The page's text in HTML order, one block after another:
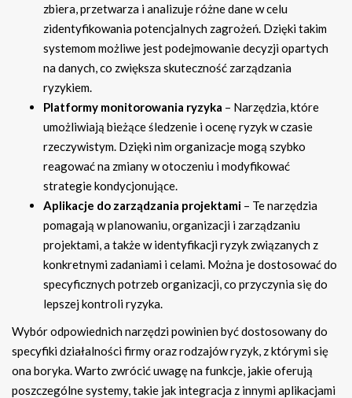
zbiera, przetwarza i analizuje różne dane w celu
zidentyfikowania potencjalnych zagrożeń. Dzięki takim
systemom możliwe jest podejmowanie decyzji opartych
na danych, co zwiększa skuteczność zarządzania
ryzykiem.
Platformy monitorowania ryzyka – Narzędzia, które
umożliwiają bieżące śledzenie i ocenę ryzyk w czasie
rzeczywistym. Dzięki nim organizacje mogą szybko
reagować na zmiany w otoczeniu i modyfikować
strategie kondycjonujące.
Aplikacje do zarządzania projektami – Te narzędzia
pomagają w planowaniu, organizacji i zarządzaniu
projektami, a także w identyfikacji ryzyk związanych z
konkretnymi zadaniami i celami. Można je dostosować do
specyficznych potrzeb organizacji, co przyczynia się do
lepszej kontroli ryzyka.
Wybór odpowiednich narzędzi powinien być dostosowany do
specyfiki działalności firmy oraz rodzajów ryzyk, z którymi się
ona boryka. Warto zwrócić uwagę na funkcje, jakie oferują
poszczególne systemy, takie jak integracja z innymi aplikacjami